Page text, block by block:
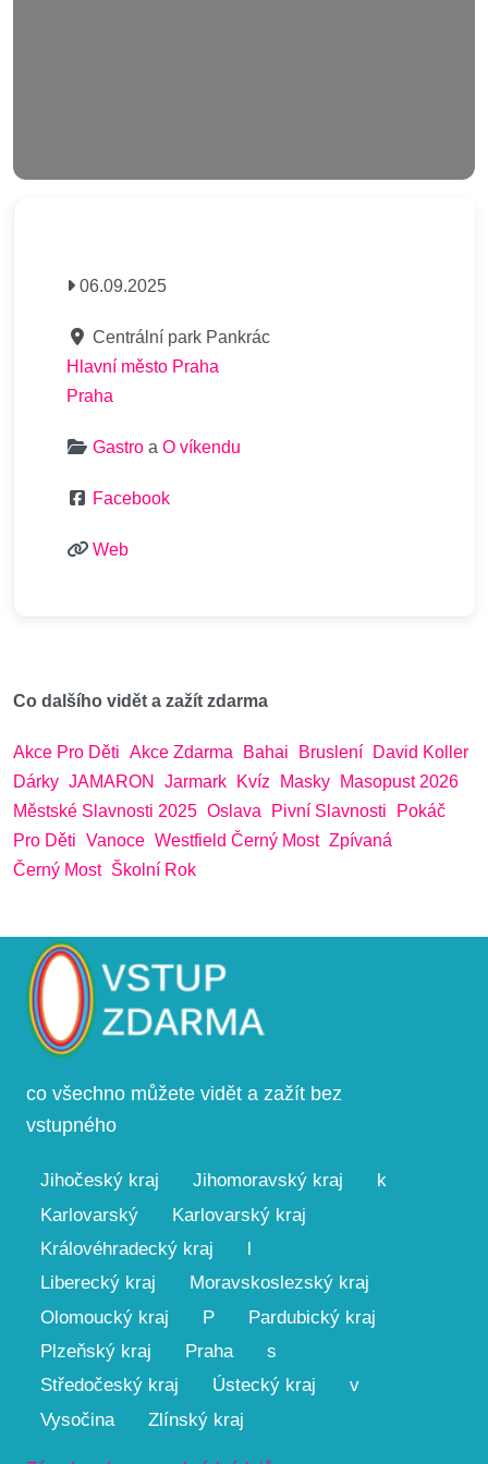
06.09.2025
Centrální park Pankrác
Hlavní město Praha
Praha
Gastro a O víkendu
Facebook
Web
Co dalšího vidět a zažít zdarma
Akce Pro Děti Akce Zdarma Bahai Bruslení
David Koller
Dárky JAMARON Jarmark Kvíz Masky
Masopust 2026
Městské Slavnosti 2025 Oslava Pivní Slavnosti
Pokáč
Pro Děti Vanoce Westfield Černý Most Zpívaná
Černý Most Školní Rok
co všechno můžete vidět a zažít bez
vstupného
Jihočeský kraj Jihomoravský kraj
k
Karlovarský
Karlovarský kraj
Královéhradecký kraj
l
Liberecký kraj
Moravskoslezský kraj
Olomoucký kraj
P
Pardubický kraj
Plzeňský kraj
Praha
s
Středočeský kraj
Ústecký kraj
v
Vysočina
Zlínský kraj